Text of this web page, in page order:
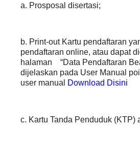
a. Prosposal disertasi;
b. Print-out Kartu pendaftaran
pendaftaran online, atau dapat
halaman “Data Pendaftaran
dijelaskan pada User Manual
user manual
Download Disini
c. Kartu Tanda Penduduk (KTP)